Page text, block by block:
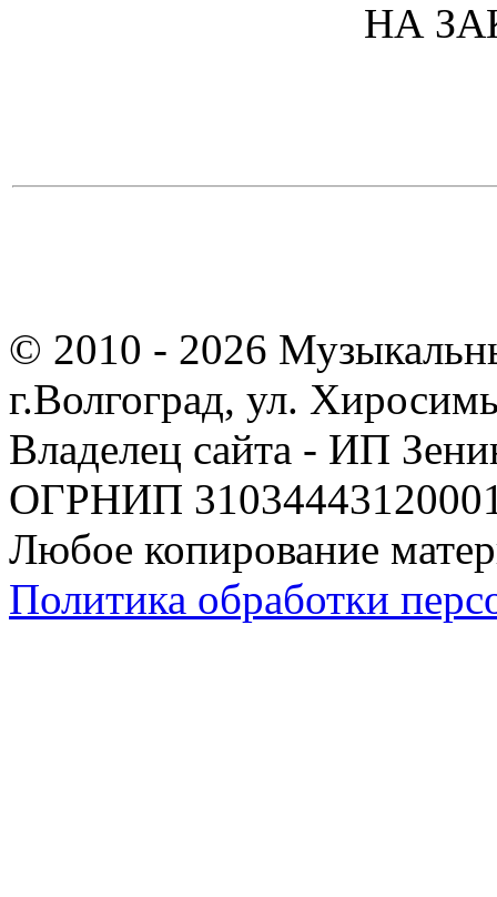
НА
© 2010 - 2026
г.Волгоград, ул.
Владелец сайта - ИП
ОГРНИП
Любое копирование
Политика обработки